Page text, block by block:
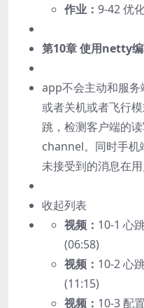
作业： 9-42 优
第10章 使用netty
app不会主动和服
或者关机或者飞行
跳，检测客户端的
channel。同时手机
未接受到的消息在
收起列表
视频： 10-1 心
(06:58)
视频： 10-2 心
(11:15)
视频： 10-3 配